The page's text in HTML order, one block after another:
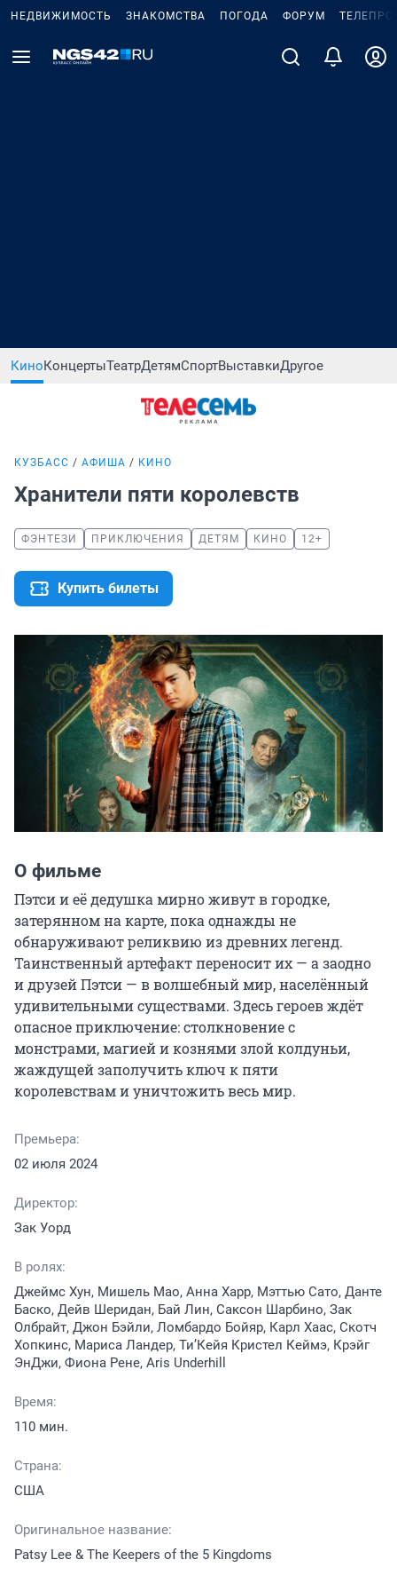
НЕДВИЖИМОСТЬ ЗНАКОМСТВА ПОГОДА ФОРУМ
КиноКонцертыТеатрДетямСпортВыставкиДругое
КУЗБАСС АФИША КИНО
Хранители пяти королевств
ФЭНТЕЗИ ПРИКЛЮЧЕНИЯ ДЕТЯМ КИНО 12+
Купить билеты
О фильме
Пэтси и её дедушка мирно живут в городке,
затерянном на карте, пока однажды не
обнаруживают реликвию из древних легенд.
Таинственный артефакт переносит их — а заодно
и друзей Пэтси — в волшебный мир, населённый
удивительными существами. Здесь героев ждёт
опасное приключение: столкновение с
монстрами, магией и кознями злой колдуньи,
жаждущей заполучить ключ к пяти
королевствам и уничтожить весь мир.
Премьера:
02 июля 2024
Директор:
Зак Уорд
В ролях:
Джеймс Хун, Мишель Мао, Анна Харр, Мэттью Сато, Данте
Баско, Дейв Шеридан, Бай Лин, Саксон Шарбино, Зак
Олбрайт, Джон Бэйли, Ломбардо Бойяр, Карл Хаас, Скотч
Хопкинс, Мариса Ландер, Ти’Кейя Кристел Кеймэ, Крэйг
ЭнДжи, Фиона Рене, Aris Underhill
Время:
110 мин.
Страна:
США
Оригинальное название:
Patsy Lee & The Keepers of the 5 Kingdoms